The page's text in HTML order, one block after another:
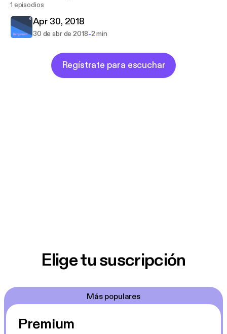
1 episodios
Apr 30, 2018
30 de abr de 2018-2 min
Regístrate para escuchar
Elige tu suscripción
Más populares
Premium